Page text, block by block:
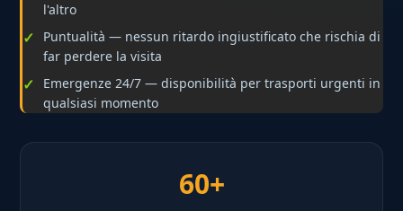
l'altro
Puntualità — nessun ritardo ingiustificato che rischia di
far perdere la visita
Emergenze 24/7 — disponibilità per trasporti urgenti in
qualsiasi momento
60+